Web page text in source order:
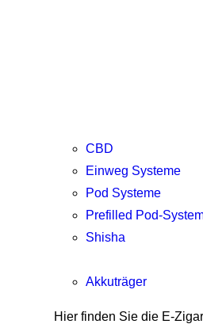
CBD
Einweg Systeme
Pod Systeme
Prefilled Pod-
Shisha
Akkuträger
Hier finden Sie die E-